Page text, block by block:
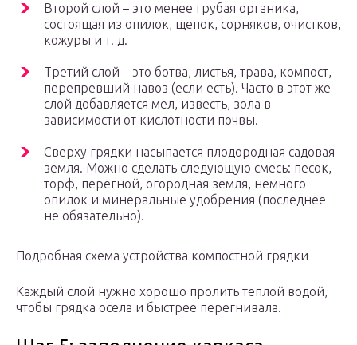
Второй слой – это менее грубая органика,
состоящая из опилок, щепок, сорняков, очистков,
кожуры и т. д.
Третий слой – это ботва, листья, трава, компост,
перепревший навоз (если есть). Часто в этот же
слой добавляется мел, известь, зола в
зависимости от кислотности почвы.
Сверху грядки насыпается плодородная садовая
земля. Можно сделать следующую смесь: песок,
торф, перегной, огородная земля, немного
опилок и минеральные удобрения (последнее
не обязательно).
Подробная схема устройства компостной грядки
Каждый слой нужно хорошо пролить теплой водой,
чтобы грядка осела и быстрее перегнивала.